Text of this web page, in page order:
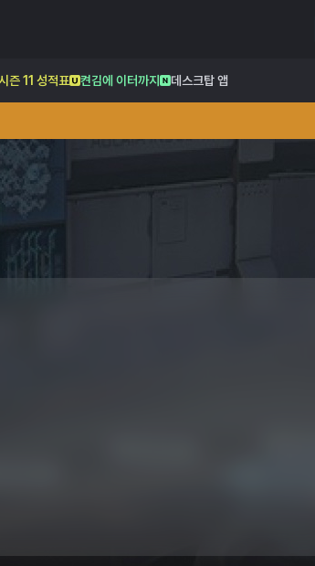
즌 11 성적표 켠김에 이터까지 데스크탑 앱